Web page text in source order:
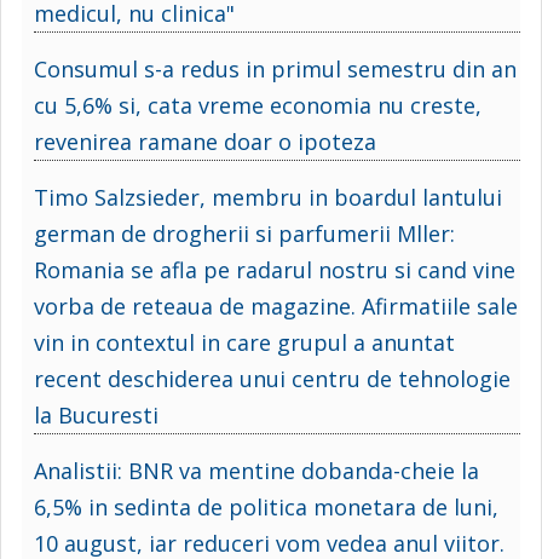
medicul, nu clinica"
Consumul s-a redus in primul semestru din an
cu 5,6% si, cata vreme economia nu creste,
revenirea ramane doar o ipoteza
Timo Salzsieder, membru in boardul lantului
german de drogherii si parfumerii Mller:
Romania se afla pe radarul nostru si cand vine
vorba de reteaua de magazine. Afirmatiile sale
vin in contextul in care grupul a anuntat
recent deschiderea unui centru de tehnologie
la Bucuresti
Analistii: BNR va mentine dobanda-cheie la
6,5% in sedinta de politica monetara de luni,
10 august, iar reduceri vom vedea anul viitor.